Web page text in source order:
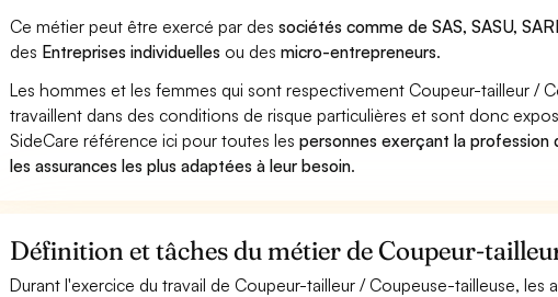
Ce métier peut être exercé par dessociétés comme de SAS, SASU,
des Entreprises individuelles ou desmicro-entrepreneurs.
Les hommes et les femmes qui sont respectivement Coupeur-tailleur /
travaillent dans des conditions de risque particulières et sont donc
SideCare référence ici pour toutes lespersonnes exerçant la
les assurances les plus adaptées à leur besoin.
Définition et tâches du métier de Coupeur-
Durant l'exercice du travail de Coupeur-tailleur / Coupeuse-tailleuse, les